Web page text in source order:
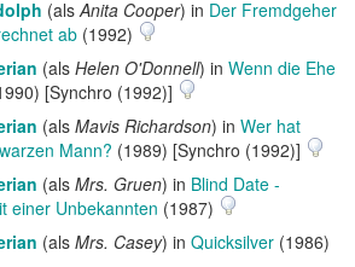
(alsAnita Cooper) in Der Fremdgeher
ab (1992)
(als Helen O'Donnell) in Wenn die Ehe
[Synchro (1992)]
(als Mavis Richardson) in Wer hat
Mann? (1989) [Synchro (1992)]
(als Mrs. Gruen) in Blind Date -
einer Unbekannten (1987)
(als Mrs. Casey) in Quicksilver (1986)